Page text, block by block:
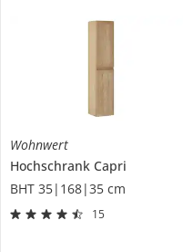
Wohnwert
Hochschrank Capri
BHT 35|168|35 cm
15